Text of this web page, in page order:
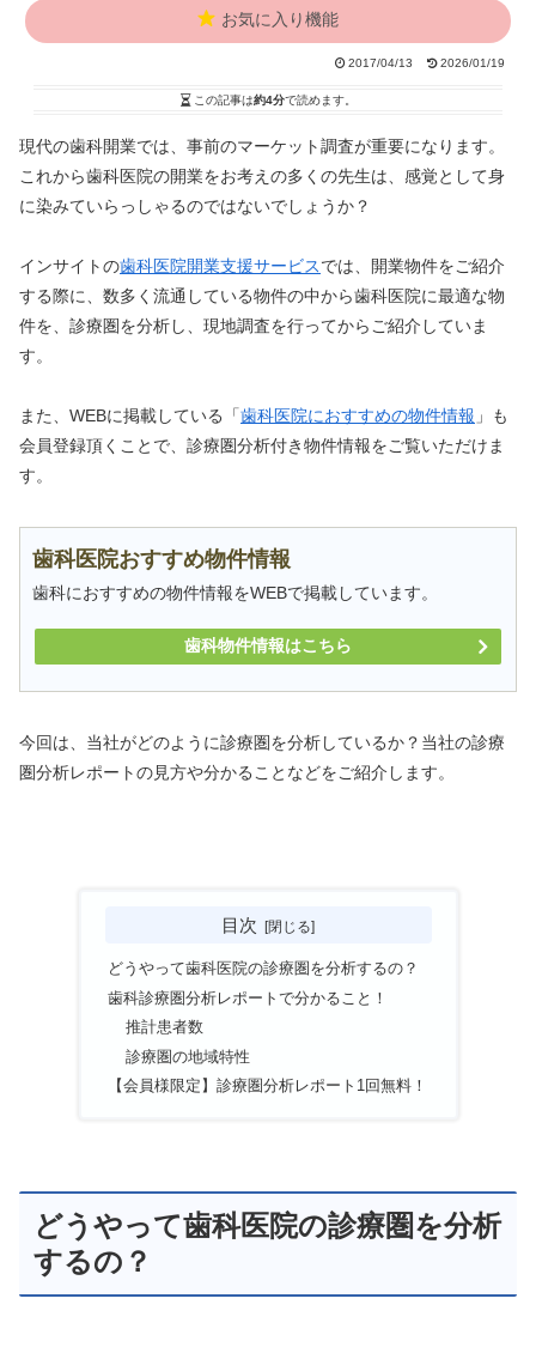
お気に入り機能
2017/04/13 2026/01/19
この記事は約4分で読めます。
現代の歯科開業では、事前のマーケット調査が重要になります。
これから歯科医院の開業をお考えの多くの先生は、感覚として身
に染みていらっしゃるのではないでしょうか？
インサイトの歯科医院開業支援サービスでは、開業物件をご紹介
する際に、数多く流通している物件の中から歯科医院に最適な物
件を、診療圏を分析し、現地調査を行ってからご紹介していま
す。
また、WEBに掲載している「歯科医院におすすめの物件情報 」も
会員登録頂くことで、診療圏分析付き物件情報をご覧いただけま
す。
歯科医院おすすめ物件情報
歯科におすすめの物件情報をWEBで掲載しています。
歯科物件情報はこちら
今回は、当社がどのように診療圏を分析しているか？当社の診療
圏分析レポートの見方や分かることなどをご紹介します。
目次
どうやって歯科医院の診療圏を分析するの？
歯科診療圏分析レポートで分かること！
推計患者数
診療圏の地域特性
【会員様限定】診療圏分析レポート1回無料！
どうやって歯科医院の診療圏を分析
するの？